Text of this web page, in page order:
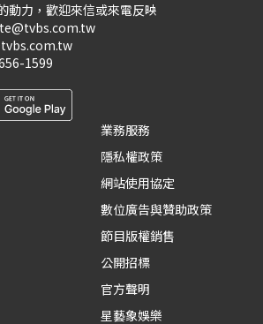
動力，歡迎來信或來電反映
1599
業務服務
隱私權政策
網站使用協定
數位廣告與贊助政策
節目版權銷售
公開招標
官方聲明
星藝象娛樂